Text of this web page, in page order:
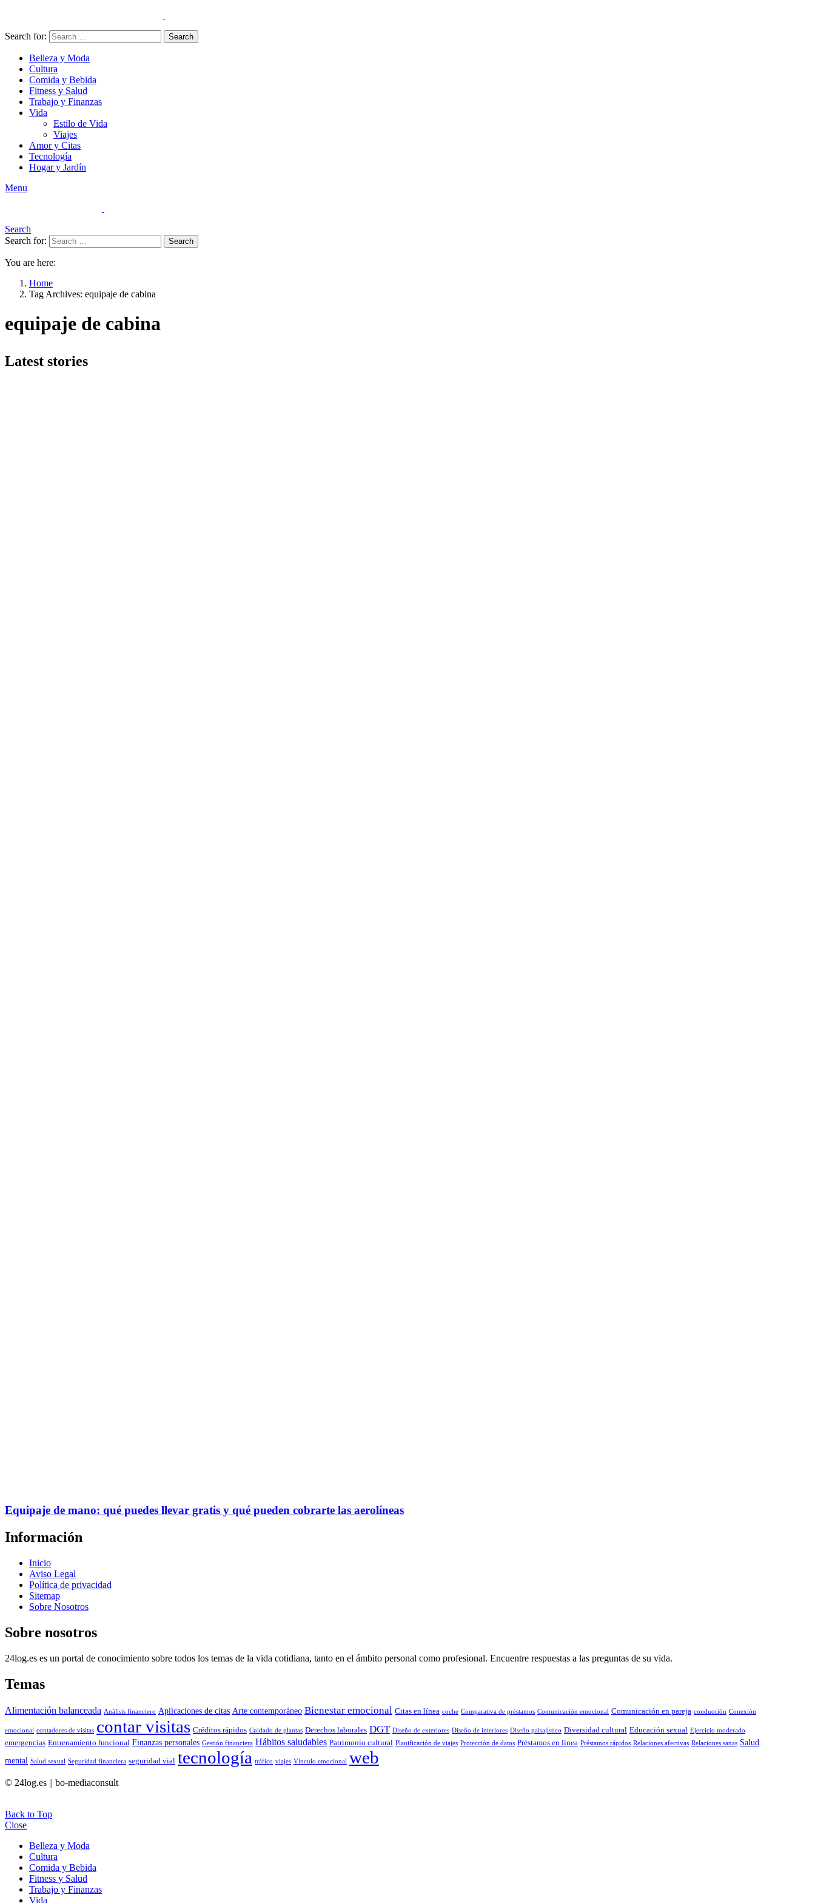
Search for: Search
Belleza y Moda
Cultura
Comida y Bebida
Fitness y Salud
Trabajo y Finanzas
Vida
Estilo de Vida
Viajes
Amor y Citas
Tecnología
Hogar y Jardín
Menu
Search
Search for:
Search
You are here:
Home
Tag Archives: equipaje de cabina
equipaje de cabina
Latest stories
Equipaje de mano: qué puedes llevar gratis y qué pueden cobrarte las aerolíneas
Información
Inicio
Aviso Legal
Política de privacidad
Sitemap
Sobre Nosotros
Sobre nosotros
24log.es es un portal de conocimiento sobre todos los temas de la vida cotidiana, tanto en el ámbito personal como profesional. Encuentre respuestas a las preguntas de su vida.
Temas
Alimentación balanceada Análisis financiero Aplicaciones de citas Arte contemporáneo Bienestar emocional Citas en línea coche Comparativa de préstamos Comunicación emocional Comunicación en pareja conducción Conexión
emocional contadores de visitas contar visitas Créditos rápidos Cuidado de plantas Derechos laborales DGT Diseño de exteriores Diseño de interiores Diseño paisajístico Diversidad cultural Educación sexual Ejercicio moderado
emergencias Entrenamiento funcional Finanzas personales Gestión financiera Hábitos saludables Patrimonio cultural Planificación de viajes Protección de datos Préstamos en línea Préstamos rápidos Relaciones afectivas Relaciones sanas Salud
mental Salud sexual Seguridad financiera seguridad vial tecnología tráfico viajes Vínculo emocional web
© 24log.es || bo-mediaconsult
Back to Top
Close
Belleza y Moda
Cultura
Comida y Bebida
Fitness y Salud
Trabajo y Finanzas
Vida